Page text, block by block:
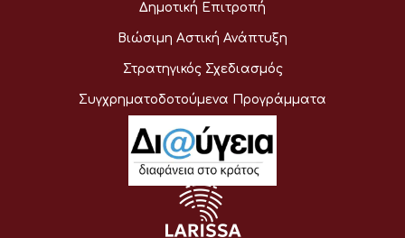
Δημοτική Επιτροπή
Βιώσιμη Αστική Ανάπτυξη
Στρατηγικός Σχεδιασμός
Συγχρηματοδοτούμενα Προγράμματα